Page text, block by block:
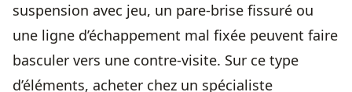
suspension avec jeu, un pare-brise fissuré ou
une ligne d’échappement mal fixée peuvent faire
basculer vers une contre-visite. Sur ce type
d’éléments, acheter chez un spécialiste